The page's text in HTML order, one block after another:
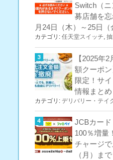
Switch（
募店舗を
月24日（木）～25日
カテゴリ: 任天堂スイッチ,
【2025年
額クーポ
限定！サ
情報まとめ
カテゴリ: デリバリー・テイ
JCBカー
100％増量
チャージ
（月）まで